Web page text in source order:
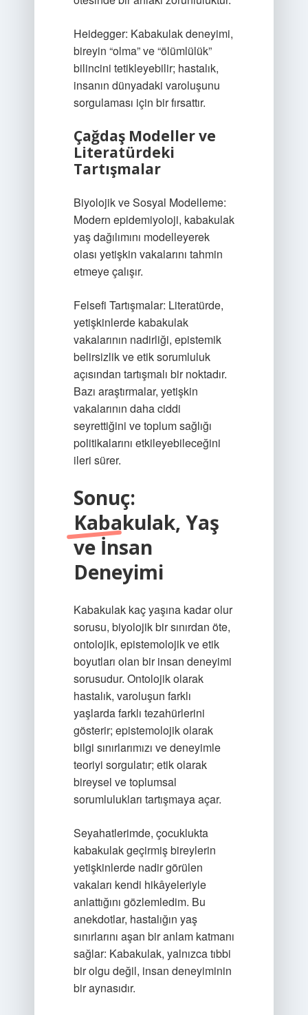
Heidegger: Kabakulak deneyimi,
bireyin “olma” ve “ölümlülük”
bilincini tetikleyebilir; hastalık,
insanın dünyadaki varoluşunu
sorgulaması için bir fırsattır.
Çağdaş Modeller ve
Literatürdeki
Tartışmalar
Biyolojik ve Sosyal Modelleme:
Modern epidemiyoloji, kabakulak
yaş dağılımını modelleyerek
olası yetişkin vakalarını tahmin
etmeye çalışır.
Felsefi Tartışmalar: Literatürde,
yetişkinlerde kabakulak
vakalarının nadirliği, epistemik
belirsizlik ve etik sorumluluk
açısından tartışmalı bir noktadır.
Bazı araştırmalar, yetişkin
vakalarının daha ciddi
seyrettiğini ve toplum sağlığı
politikalarını etkileyebileceğini
ileri sürer.
Sonuç:
Kabakulak, Yaş
ve İnsan
Deneyimi
Kabakulak kaç yaşına kadar olur
sorusu, biyolojik bir sınırdan öte,
ontolojik, epistemolojik ve etik
boyutları olan bir insan deneyimi
sorusudur. Ontolojik olarak
hastalık, varoluşun farklı
yaşlarda farklı tezahürlerini
gösterir; epistemolojik olarak
bilgi sınırlarımızı ve deneyimle
teoriyi sorgulatır; etik olarak
bireysel ve toplumsal
sorumlulukları tartışmaya açar.
Seyahatlerimde, çocuklukta
kabakulak geçirmiş bireylerin
yetişkinlerde nadir görülen
vakaları kendi hikâyeleriyle
anlattığını gözlemledim. Bu
anekdotlar, hastalığın yaş
sınırlarını aşan bir anlam katmanı
sağlar: Kabakulak, yalnızca tıbbi
bir olgu değil, insan deneyiminin
bir aynasıdır.